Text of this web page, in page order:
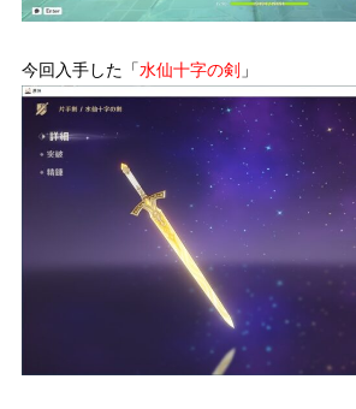
今回入手した「水仙十字の剣 」